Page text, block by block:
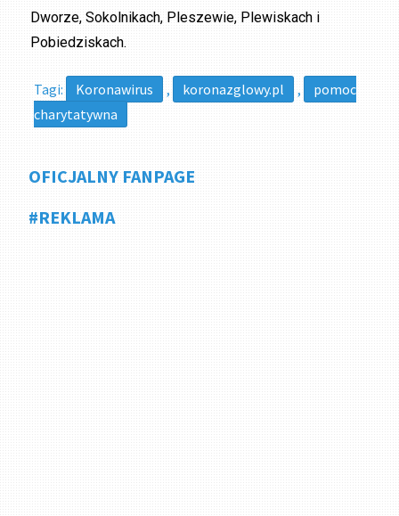
Dworze, Sokolnikach, Pleszewie, Plewiskach i
Pobiedziskach.
Tagi: Koronawirus , koronazglowy.pl ,
pomoc
charytatywna
OFICJALNY FANPAGE
#REKLAMA